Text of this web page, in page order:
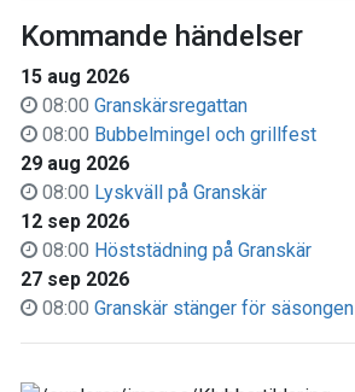
Kommande händelser
15 aug 2026
08:00 Granskärsregattan
08:00 Bubbelmingel och grillfest
29 aug 2026
08:00 Lyskväll på Granskär
12 sep 2026
08:00 Höststädning på Granskär
27 sep 2026
08:00 Granskär stänger för säsongen